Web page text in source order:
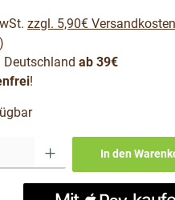
zzgl. 5,90€ Versandkosten
Deutschland ab 39€
!
In den